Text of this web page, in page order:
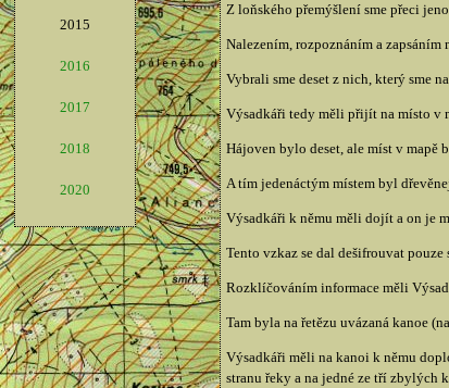
2015
2016
2017
2018
2020
Z loňského přemýšlení sme přeci
Nalezením, rozpoznáním a
Vybrali sme deset z nich, který sme
Výsadkáři tedy měli přijít na místo v
Hájoven bylo deset, ale míst v mapě
A tím jedenáctým místem byl
Výsadkáři k němu měli dojít a on je
Tento vzkaz se dal dešifrouvat
Rozklíčováním informace měli
Tam byla na řetězu uvázaná kanoe
Výsadkáři měli na kanoi k němu
stranu řeky a na jedné ze tří zbylých